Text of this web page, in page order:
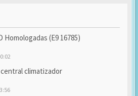
Homologadas (E9 16785)
climatizador